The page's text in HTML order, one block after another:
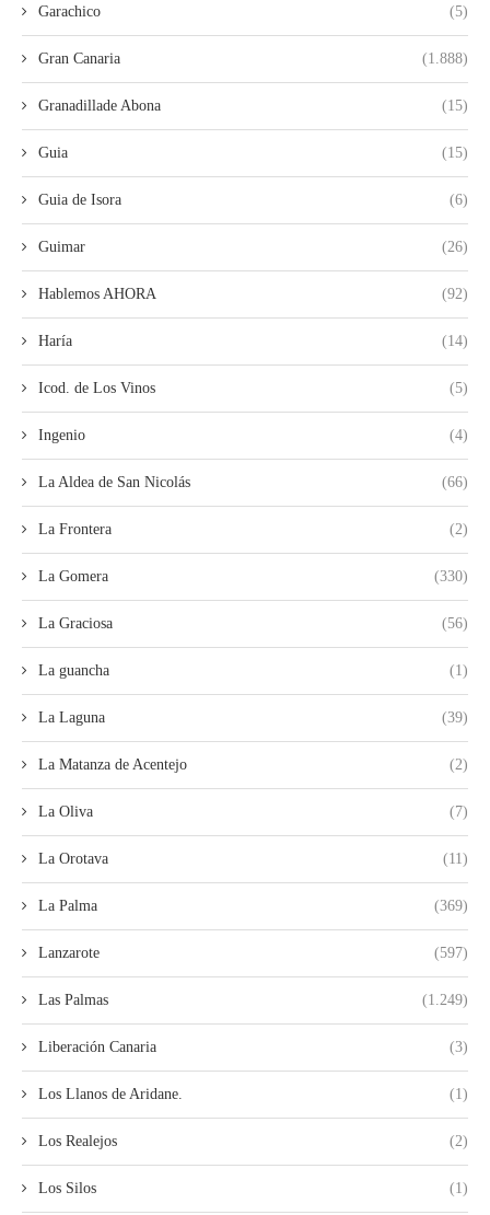
Garachico (5)
Gran Canaria (1.888)
Granadillade Abona (15)
Guia (15)
Guia de Isora (6)
Guimar (26)
Hablemos AHORA (92)
Haría (14)
Icod. de Los Vinos (5)
Ingenio (4)
La Aldea de San Nicolás (66)
La Frontera (2)
La Gomera (330)
La Graciosa (56)
La guancha (1)
La Laguna (39)
La Matanza de Acentejo (2)
La Oliva (7)
La Orotava (11)
La Palma (369)
Lanzarote (597)
Las Palmas (1.249)
Liberación Canaria (3)
Los Llanos de Aridane. (1)
Los Realejos (2)
Los Silos (1)